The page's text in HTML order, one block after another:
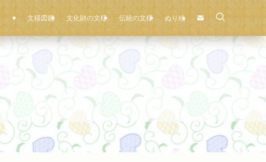
文様図鑑 文化財の文様 伝統の文様 ぬり絵